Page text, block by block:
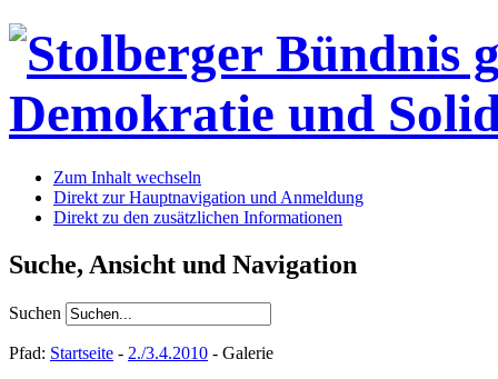
Zum Inhalt wechseln
Direkt zur Hauptnavigation und Anmeldung
Direkt zu den zusätzlichen Informationen
Suche, Ansicht und Navigation
Suchen
Pfad: Startseite - 2./3.4.2010 - Galerie